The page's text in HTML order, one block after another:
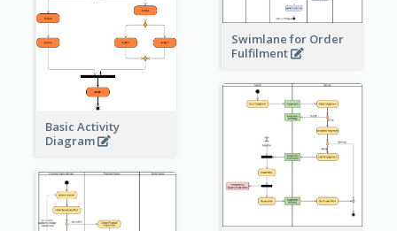
Swimlane for Order
Fulfilment
Basic Activity
Diagram